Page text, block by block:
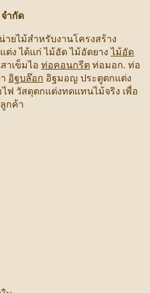
ำกัด
ายไม้สำหรับงานโครงสร้าง
ต่ง ได้แก่ ไม้อัด ไม้อัดยางไม้อัด
าเข็มไอ ท่อคอนกรีต ท่อมอก. ท่อ
อิฐบล๊อก อิฐมอญ ประตูตกแต่ง
ฟ วัสดุตกแต่งทดแทนไม้จริง เพื่อ
กค้า